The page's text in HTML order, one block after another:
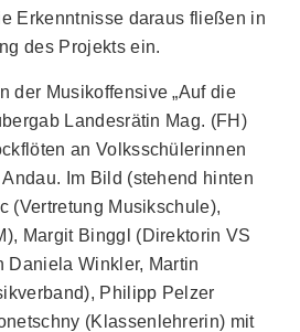
Erkenntnisse daraus fließen in
des Projekts ein.
der Musikoffensive „Auf die
Landesrätin Mag. (FH)
an Volksschülerinnen
Im Bild (stehend hinten
(Vertretung Musikschule),
Margit Binggl (Direktorin VS
Daniela Winkler, Martin
Philipp Pelzer
(Klassenlehrerin) mit